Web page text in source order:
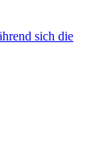
sich die